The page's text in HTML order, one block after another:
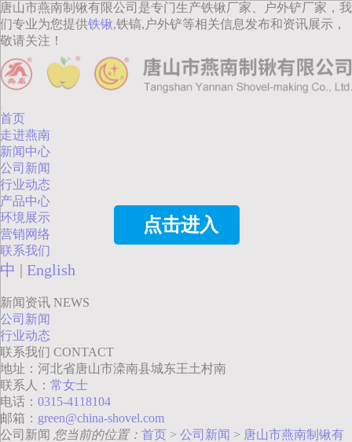
点击进入
唐山市燕南制锹有限公司是专门生产铁锹厂家、户外铲厂家，我
们专业为您提供铁锹,铁镐,户外铲等相关信息发布和资讯展示，
敬请关注！
首页
走进燕南
新闻中心
公司新闻
行业动态
产品中心
环境展示
营销网络
联系我们
中 | English
新闻资讯 NEWS
公司新闻
行业动态
联系我们 CONTACT
地址：河北省唐山市滦南县城东王土村南
联系人： 常女士
电话： 0315-4118104
邮箱： green@china-shovel.com
公司新闻 您当前的位置： 首页 > 公司新闻 > 唐山市燕南制锹有